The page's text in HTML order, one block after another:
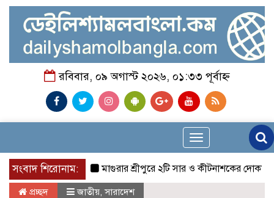
রবিবার, ০৯ অগাস্ট ২০২৬, ০১:৩৩ পূর্বাহ্ন
Toggle
navigation
সংবাদ শিরোনাম:মাগুরার শ্রীপুরে ২টি সার ও কীটনাশকের দোকানে দুর্ধর্ষ চুরি
প্রচ্ছদ জাতীয়,সারাদেশ